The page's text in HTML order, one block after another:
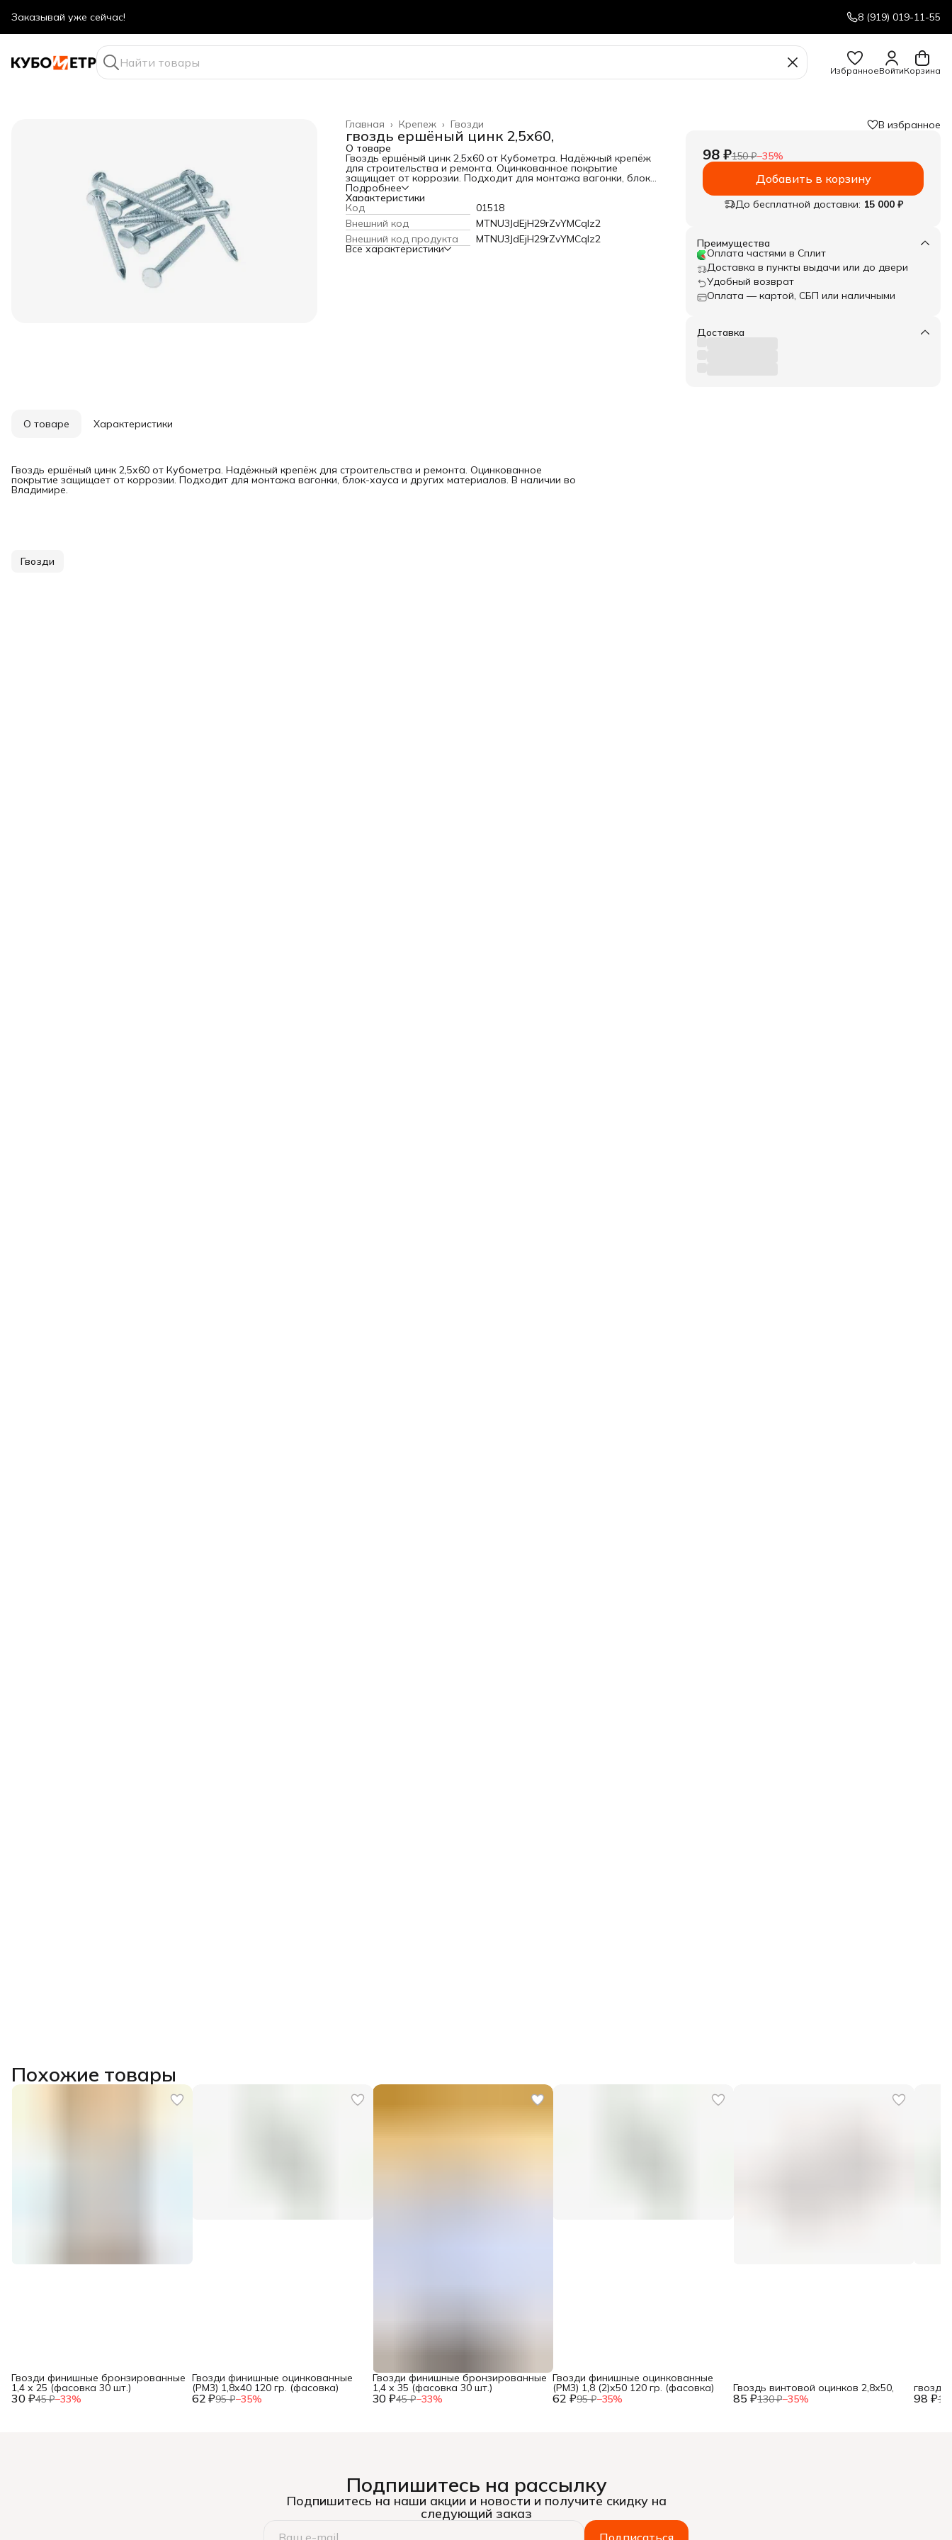
Оптовые цены даже для физ. лиц 8 (919) 019-11-55
ИзбранноеВойтиКорзина
Гвозди
Крепеж ›
Главная ›
гвоздь ершёный цинк 2,5х60,
О товаре
Гвоздь ершёный цинк 2,5х60 от Кубометра. Надёжный крепёж
для строительства и ремонта. Оцинкованное покрытие
защищает от коррозии. Подходит для монтажа вагонки, блок-
хауса и других материалов. В наличии во Владимире.
Подробнее
Характеристики
Код
01518
Внешний код
MTNU3JdEjH29rZvYMCqIz2
Внешний код продукта
MTNU3JdEjH29rZvYMCqIz2
Все характеристики
В избранное
98 ₽150 ₽−35%
Добавить в корзину
До бесплатной доставки: 15 000 ₽
Преимущества
Оплата частями в Сплит
Доставка в пункты выдачи или до двери
Удобный возврат
Оплата — картой, СБП или наличными
Доставка
О товаре Характеристики
Гвоздь ершёный цинк 2,5х60 от Кубометра. Надёжный крепёж для строительства и ремонта. Оцинкованное
покрытие защищает от коррозии. Подходит для монтажа вагонки, блок-хауса и других материалов. В наличии во
Владимире.
Гвозди
Похожие товары
30 ₽45 ₽−33%
Гвозди финишные бронзированные
1,4 х 25 (фасовка 30 шт.)
62 ₽95 ₽−35%
Гвозди финишные оцинкованные
(РМ3) 1,8х40 120 гр. (фасовка)
30 ₽45 ₽−33%
Гвозди финишные бронзированные
1,4 х 35 (фасовка 30 шт.)
62 ₽95 ₽−35%
Гвозди финишные оцинкованные
(РМ3) 1,8 (2)х50 120 гр. (фасовка)
85 ₽130 ₽−35%
Гвоздь винтовой оцинков 2,8х50,
98 ₽
гвоздь
Подпишитесь на рассылку
Подпишитесь на наши акции и новости и получите скидку на
следующий заказ